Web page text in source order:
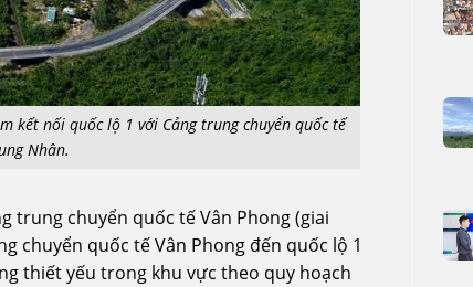
kết nối quốc lộ 1 với Cảng trung chuyển quốc tế
Nhân.
trung chuyển quốc tế Vân Phong (giai
chuyển quốc tế Vân Phong đến quốc lộ 1
thiết yếu trong khu vực theo quy hoạch